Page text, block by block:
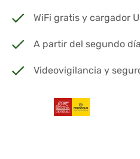
WiFi gratis y cargador
A partir del segundo
Videovigilancia y